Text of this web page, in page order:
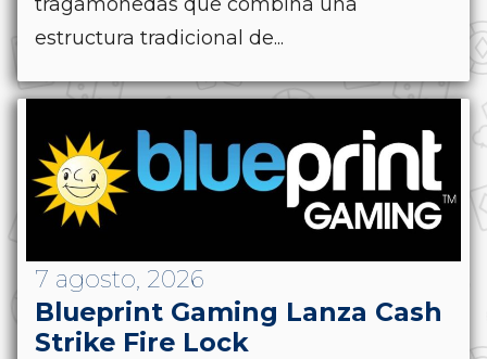
estructura tradicional de...
7 agosto, 2026
Blueprint Gaming Lanza Cash
Strike Fire Lock